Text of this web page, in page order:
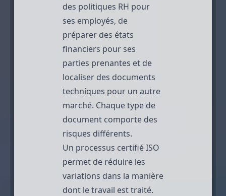
des politiques RH pour
ses employés, de
préparer des états
financiers pour ses
parties prenantes et de
localiser des documents
techniques pour un autre
marché. Chaque type de
document comporte des
risques différents.
Un processus certifié ISO
permet de réduire les
variations dans la manière
dont le travail est traité.